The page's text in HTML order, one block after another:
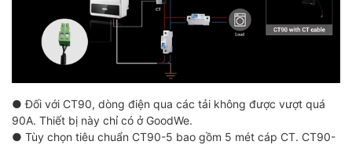
● Đối với CT90, dòng điện qua các tải không được vượt quá
90A. Thiết bị này chỉ có ở GoodWe.
● Tùy chọn tiêu chuẩn CT90-5 bao gồm 5 mét cáp CT. CT90-